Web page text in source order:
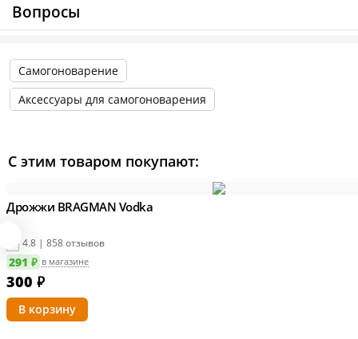
Вопросы
Самогоноварение
Аксессуары для самогоноварения
С этим товаром покупают:
Дрожжи BRAGMAN Vodka
4.8 | 858 отзывов
291 ₽ в магазине
300 ₽